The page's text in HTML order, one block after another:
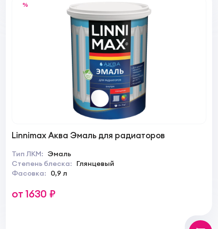
%
Linnimax Аква Эмаль для радиаторов
Тип ЛКМ: Эмаль
Степень блеска:
Глянцевый
Фасовка:
0,9 л
от 1630 ₽